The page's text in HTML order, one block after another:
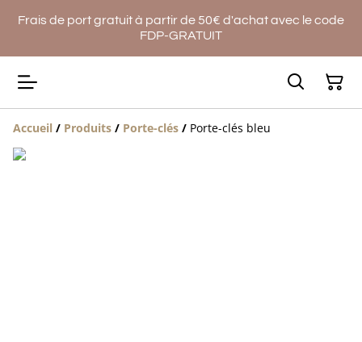
Frais de port gratuit à partir de 50€ d'achat avec le code
FDP-GRATUIT
Accueil / Produits / Porte-clés / Porte-clés bleu